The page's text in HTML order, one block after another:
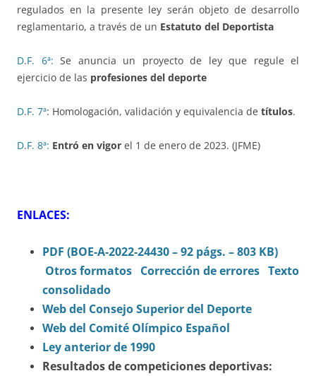
regulados en la presente ley serán objeto de desarrollo
reglamentario, a través de un Estatuto del Deportista
D.F. 6ª: Se anuncia un proyecto de ley que regule el
ejercicio de las profesiones del deporte
D.F. 7ª: Homologación, validación y equivalencia de títulos.
D.F. 8ª: Entró en vigor el 1 de enero de 2023. (JFME)
ENLACES:
PDF (BOE-A-2022-24430 – 92 págs. – 803 KB)
Otros formatos Corrección de errores Texto
consolidado
Web del Consejo Superior del Deporte
Web del Comité Olímpico Español
Ley anterior de 1990
Resultados de competiciones deportivas: